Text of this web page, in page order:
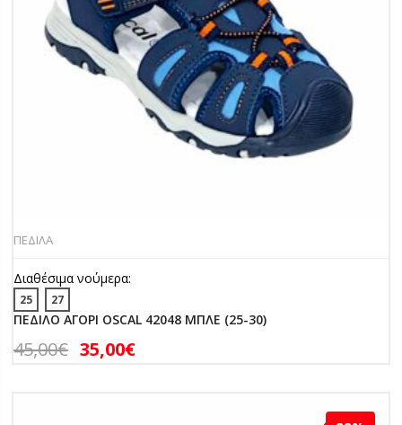
ΠΕΔΙΛΑ
Διαθέσιμα νούμερα:
25 27
ΠΕΔΙΛΟ ΑΓΟΡΙ OSCAL 42048 ΜΠΛΕ (25-30)
45,00€ 35,00€